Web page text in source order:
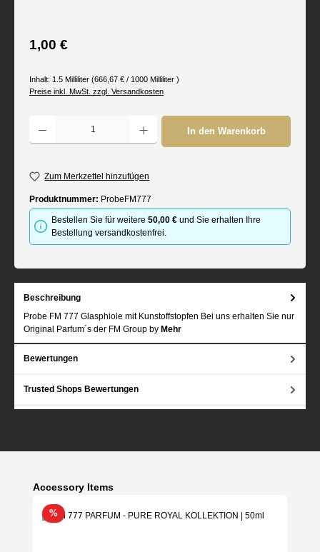
Regulärer Preis:
1,00 €
Inhalt: 1.5 Milliliter (666,67 € / 1000 Milliliter )
Preise inkl. MwSt. zzgl. Versandkosten
Produkt Anzahl: Gib den gewünschten Wert ein oder benutze die Schaltflächen um
In den Warenkorb
Zum Merkzettel hinzufügen
Produktnummer: ProbeFM777
Bestellen Sie für weitere50,00 € und Sie erhalten Ihre
Bestellung versandkostenfrei.
Beschreibung
Probe FM 777 Glasphiole mit Kunstoffstopfen Bei uns erhalten Sie nur
Original Parfum´s der FM Group by Mehr
Bewertungen
Trusted Shops Bewertungen
Produktgalerie überspringen
Accessory Items
%Rabatt